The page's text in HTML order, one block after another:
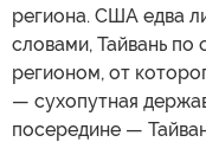
региона. США едва
словами, Тайвань по
регионом, от
— сухопутная
посередине —